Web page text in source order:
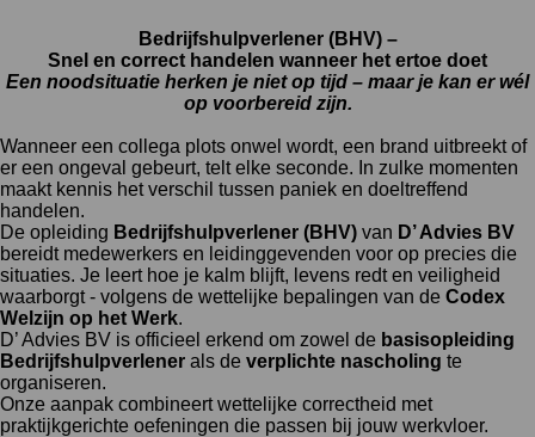
Bedrijfshulpverlener (BHV) –
Snel en correct handelen wanneer het ertoe doet
Een noodsituatie herken je niet op tijd – maar je kan er wél
op voorbereid zijn.
Wanneer een collega plots onwel wordt, een brand uitbreekt of
er een ongeval gebeurt, telt elke seconde. In zulke momenten
maakt kennis het verschil tussen paniek en doeltreffend
handelen.
De opleiding Bedrijfshulpverlener (BHV) van D’ Advies BV
bereidt medewerkers en leidinggevenden voor op precies die
situaties. Je leert hoe je kalm blijft, levens redt en veiligheid
waarborgt - volgens de wettelijke bepalingen van de Codex
Welzijn op het Werk.
D’ Advies BV is officieel erkend om zowel de basisopleiding
Bedrijfshulpverlener als de verplichte nascholing te
organiseren.
Onze aanpak combineert wettelijke correctheid met
praktijkgerichte oefeningen die passen bij jouw werkvloer.